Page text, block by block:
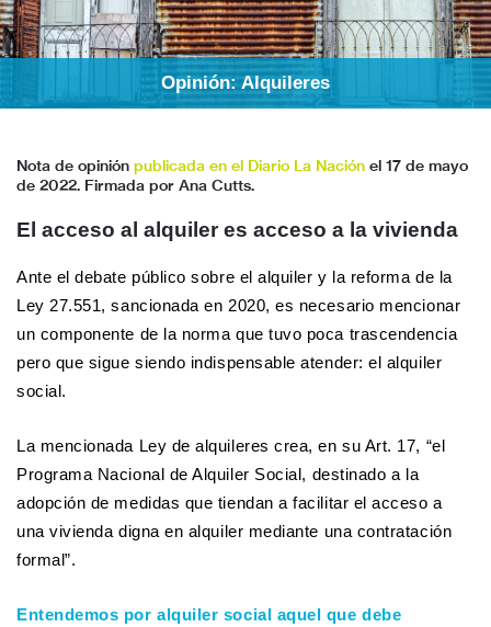
Opinión: Alquileres
Nota de opinión publicada en el Diario La Nación el 17 de mayo
de 2022. Firmada por Ana Cutts.
El acceso al alquiler es acceso a la vivienda
Ante el debate público sobre el alquiler y la reforma de la
Ley 27.551, sancionada en 2020, es necesario mencionar
un componente de la norma que tuvo poca trascendencia
pero que sigue siendo indispensable atender: el alquiler
social.
La mencionada Ley de alquileres crea, en su Art. 17, “el
Programa Nacional de Alquiler Social, destinado a la
adopción de medidas que tiendan a facilitar el acceso a
una vivienda digna en alquiler mediante una contratación
formal”.
Entendemos por alquiler social aquel que debe